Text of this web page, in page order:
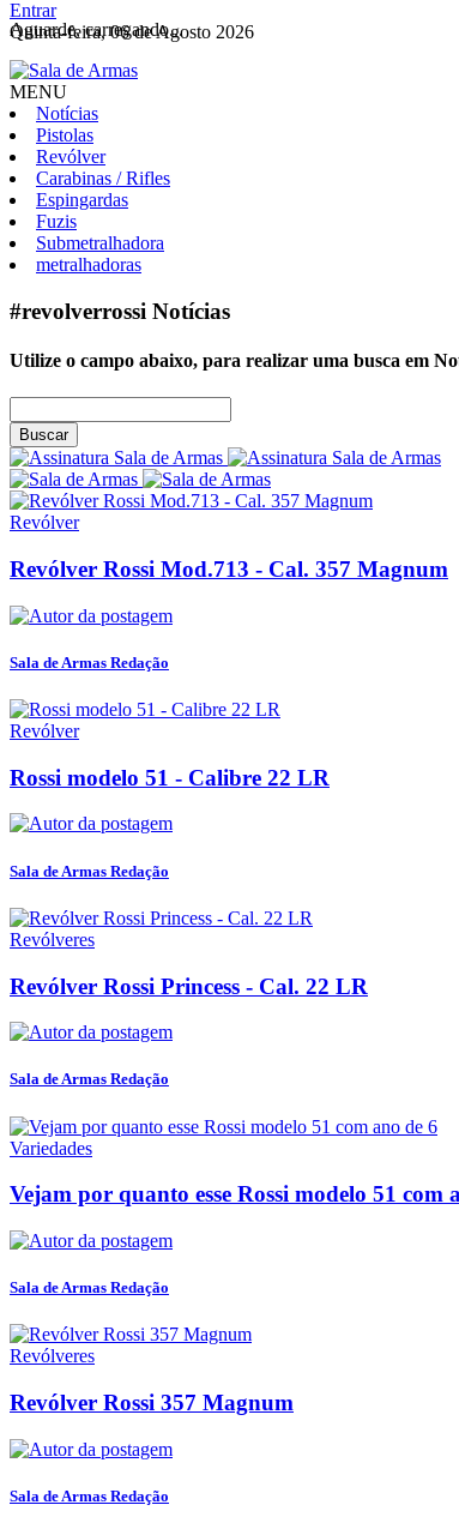
Aguarde, carregando...
Entrar
Quinta-feira, 06 de Agosto 2026
MENU
Notícias
Pistolas
Revólver
Carabinas / Rifles
Espingardas
Fuzis
Submetralhadora
metralhadoras
#revolverrossi Notícias
Utilize o campo abaixo, para realizar uma busca em
Buscar
Revólver
Revólver Rossi Mod.713 - Cal. 357 Magnum
Sala de Armas Redação
Revólver
Rossi modelo 51 - Calibre 22 LR
Sala de Armas Redação
Revólveres
Revólver Rossi Princess - Cal. 22 LR
Sala de Armas Redação
Variedades
Vejam por quanto esse Rossi modelo 51
Sala de Armas Redação
Revólveres
Revólver Rossi 357 Magnum
Sala de Armas Redação